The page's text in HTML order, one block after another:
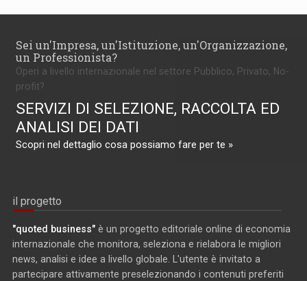
Sei un'Impresa, un'Istituzione, un'Organizzazione,
un Professionista?
Operi a livello internazionale nel settore Pubblico, Privato, No-
profit?
SERVIZI DI SELEZIONE, RACCOLTA ED
ANALISI DEI DATI
Scopri nel dettaglio cosa possiamo fare per te »
il progetto
"quoted business" è un progetto editoriale online di economia
internazionale che monitora, seleziona e rielabora le migliori
news, analisi e idee a livello globale. L'utente è invitato a
partecipare attivamente preselezionando i contenuti preferiti